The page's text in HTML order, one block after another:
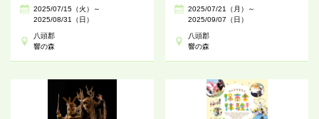
2025/07/15（火）～
2025/08/31（日）
八頭郡
響の森
2025/07/21（月）～
2025/09/07（日）
八頭郡
響の森